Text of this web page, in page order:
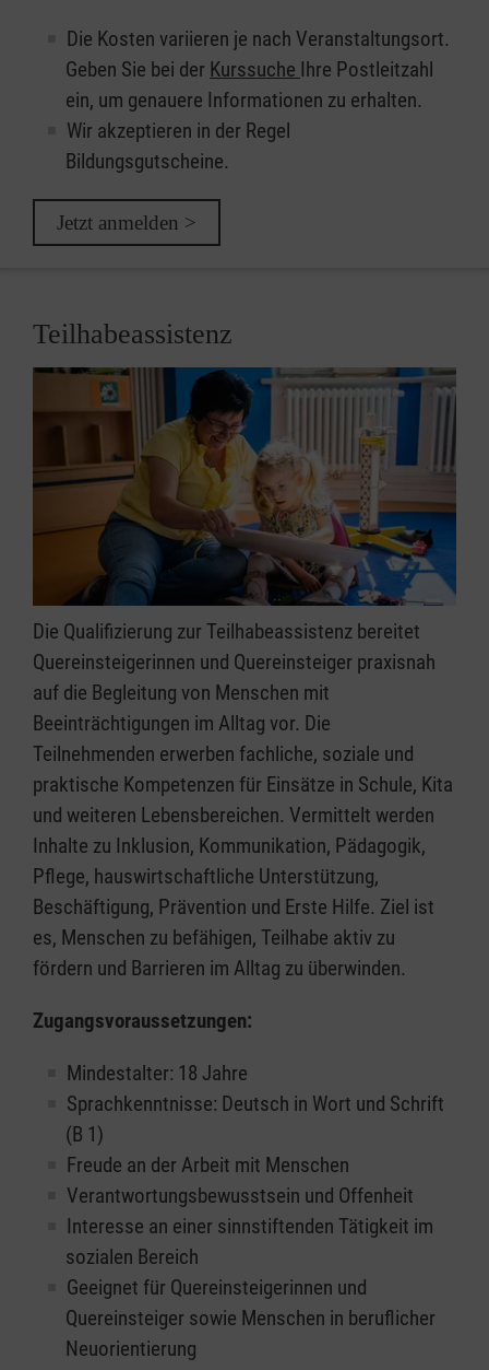
Die Kosten variieren je nach Veranstaltungsort.
Geben Sie bei der Kurssuche Ihre Postleitzahl
ein, um genauere Informationen zu erhalten.
Wir akzeptieren in der Regel
Bildungsgutscheine.
Jetzt anmelden >
Teilhabeassistenz
Die Qualifizierung zur Teilhabeassistenz bereitet
Quereinsteigerinnen und Quereinsteiger praxisnah
auf die Begleitung von Menschen mit
Beeinträchtigungen im Alltag vor. Die
Teilnehmenden erwerben fachliche, soziale und
praktische Kompetenzen für Einsätze in Schule, Kita
und weiteren Lebensbereichen. Vermittelt werden
Inhalte zu Inklusion, Kommunikation, Pädagogik,
Pflege, hauswirtschaftliche Unterstützung,
Beschäftigung, Prävention und Erste Hilfe. Ziel ist
es, Menschen zu befähigen, Teilhabe aktiv zu
fördern und Barrieren im Alltag zu überwinden.
Zugangsvoraussetzungen:
Mindestalter: 18 Jahre
Sprachkenntnisse: Deutsch in Wort und Schrift
(B 1)
Freude an der Arbeit mit Menschen
Verantwortungsbewusstsein und Offenheit
Interesse an einer sinnstiftenden Tätigkeit im
sozialen Bereich
Geeignet für Quereinsteigerinnen und
Quereinsteiger sowie Menschen in beruflicher
Neuorientierung